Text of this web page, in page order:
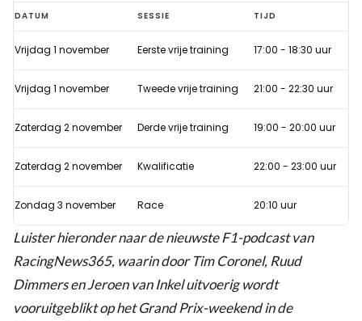
Afwijkend
tijdschema
Formule
1
Verenigde
Staten
2019
DATUM SESSIE TIJD
Vrijdag 1 november Eerste vrije training 17:00 - 18:30 uur
Vrijdag 1 november Tweede vrije training 21:00 - 22:30 uur
Zaterdag 2 november Derde vrije training 19:00 - 20:00 uur
Zaterdag 2 november Kwalificatie 22:00 - 23:00 uur
Zondag 3 november Race 20:10 uur
Luister hieronder naar de nieuwste F1-podcast van
RacingNews365, waarin door Tim Coronel, Ruud
Dimmers en Jeroen van Inkel uitvoerig wordt
vooruitgeblikt op het Grand Prix-weekend in de